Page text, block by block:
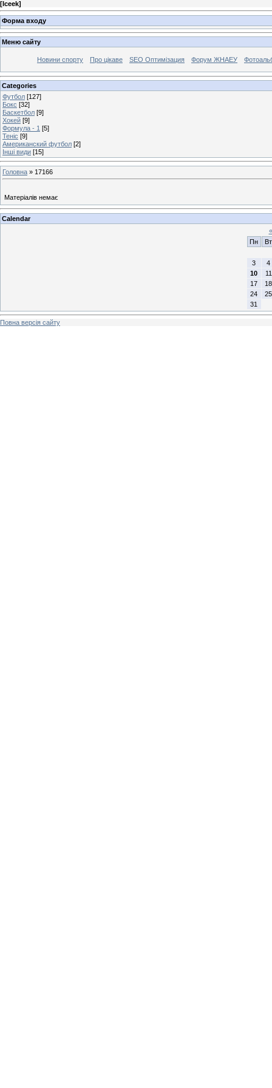
[Iceek]
Форма входу
Меню сайту
Новини спорту Про цікаве SEO Оптимізация Форум ЖНАЕУ
Categories
Футбол [127]
Бокс [32]
Баскетбол [9]
Хокей [9]
Формула - 1 [5]
Теніс [9]
Американский футбол [2]
Інші види [15]
Головна » 17166
Матеріалів немає
Calendar
«
Пн
Вт
3
4
10
11
17
18
24
25
31
Повна версія сайту